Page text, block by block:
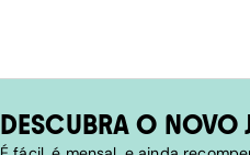
DESCUBRA O NOVO